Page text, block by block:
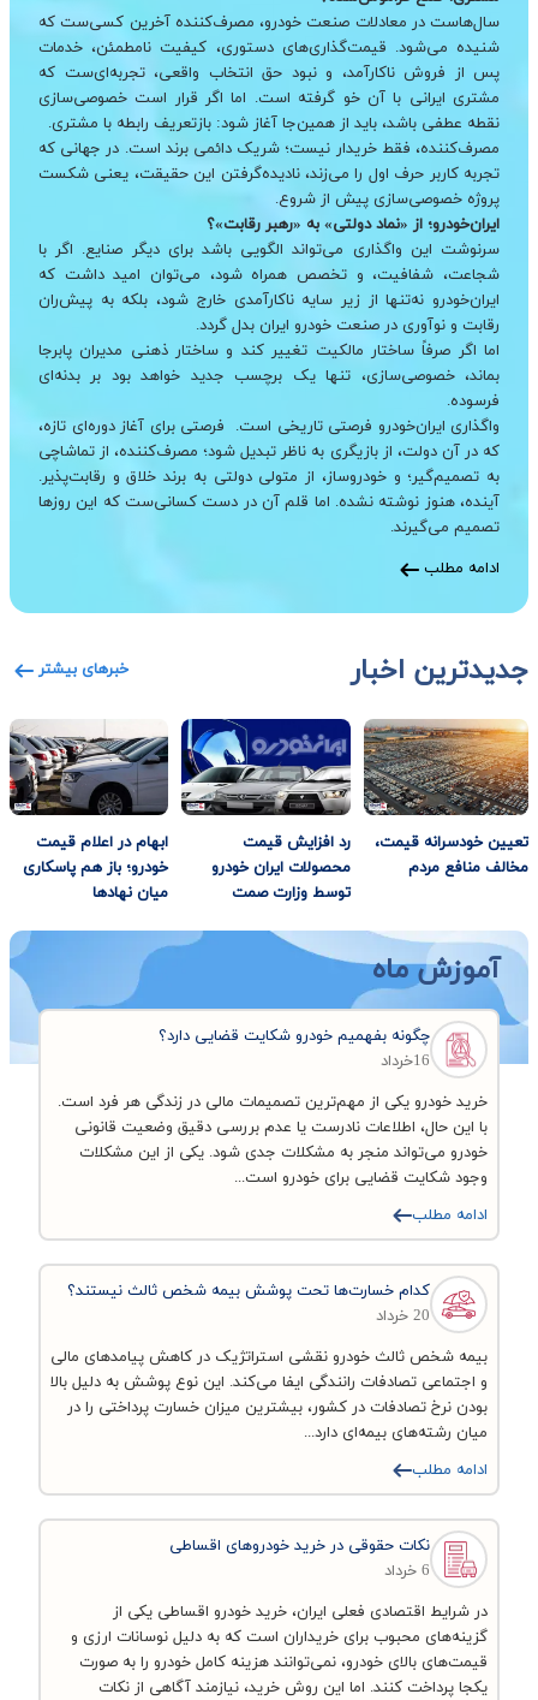
سال‌هاست در معادلات صنعت خودرو، مصرف‌کننده آخرین کسی‌ست که
شنیده می‌شود. قیمت‌گذاری‌های دستوری، کیفیت نامطمئن، خدمات
پس از فروش ناکارآمد، و نبود حق انتخاب واقعی، تجربه‌ای‌ست که
مشتری ایرانی با آن خو گرفته است. اما اگر قرار است خصوصی‌سازی
نقطه عطفی باشد، باید از همین‌جا آغاز شود: بازتعریف رابطه با مشتری.
مصرف‌کننده، فقط خریدار نیست؛ شریک دائمی برند است. در جهانی که
تجربه کاربر حرف اول را می‌زند، نادیده‌گرفتن این حقیقت، یعنی شکست
پروژه خصوصی‌سازی پیش از شروع.
ایران‌خودرو؛ از «نماد دولتی» به «رهبر رقابت»؟
سرنوشت این واگذاری می‌تواند الگویی باشد برای دیگر صنایع. اگر با
شجاعت، شفافیت، و تخصص همراه شود، می‌توان امید داشت که
ایران‌خودرو نه‌تنها از زیر سایه ناکارآمدی خارج شود، بلکه به پیش‌ران
رقابت و نوآوری در صنعت خودرو ایران بدل گردد.
اما اگر صرفاً ساختار مالکیت تغییر کند و ساختار ذهنی مدیران پابرجا
بماند، خصوصی‌سازی، تنها یک برچسب جدید خواهد بود بر بدنه‌ای
فرسوده.
واگذاری ایران‌خودرو فرصتی تاریخی است. فرصتی برای آغاز دوره‌ای تازه،
که در آن دولت، از بازیگری به ناظر تبدیل شود؛ مصرف‌کننده، از تماشاچی
به تصمیم‌گیر؛ و خودروساز، از متولی دولتی به برند خلاق و رقابت‌پذیر.
آینده، هنوز نوشته نشده. اما قلم آن در دست کسانی‌ست که این روزها
تصمیم می‌گیرند.
ادامه مطلب
جدیدترین اخبار خبرهای بیشتر
تعیین خودسرانه قیمت،
مخالف منافع مردم
رد افزایش قیمت
محصولات ایران خودرو
توسط وزارت صمت
ابهام در اعلام قیمت
خودرو؛ باز هم پاسکاری
میان نهادها
آموزش ماه
چگونه بفهمیم خودرو شکایت قضایی دارد؟
16خرداد
خرید خودرو یکی از مهم‌ترین تصمیمات مالی در زندگی هر فرد است.
با این حال، اطلاعات نادرست یا عدم بررسی دقیق وضعیت قانونی
خودرو می‌تواند منجر به مشکلات جدی شود. یکی از این مشکلات
وجود شکایت قضایی برای خودرو است...
ادامه مطلب
کدام خسارت‌ها تحت پوشش بیمه شخص ثالث نیستند؟
20 خرداد
بیمه شخص ثالث خودرو نقشی استراتژیک در کاهش پیامدهای مالی
و اجتماعی تصادفات رانندگی ایفا می‌کند. این نوع پوشش به دلیل بالا
بودن نرخ تصادفات در کشور، بیشترین میزان خسارت پرداختی را در
میان رشته‌های بیمه‌ای دارد...
ادامه مطلب
نکات حقوقی در خرید خودروهای اقساطی
6 خرداد
در شرایط اقتصادی فعلی ایران، خرید خودرو اقساطی یکی از
گزینه‌های محبوب برای خریداران است که به دلیل نوسانات ارزی و
قیمت‌های بالای خودرو، نمی‌توانند هزینه کامل خودرو را به صورت
یکجا پرداخت کنند. اما این روش خرید، نیازمند آگاهی از نکات